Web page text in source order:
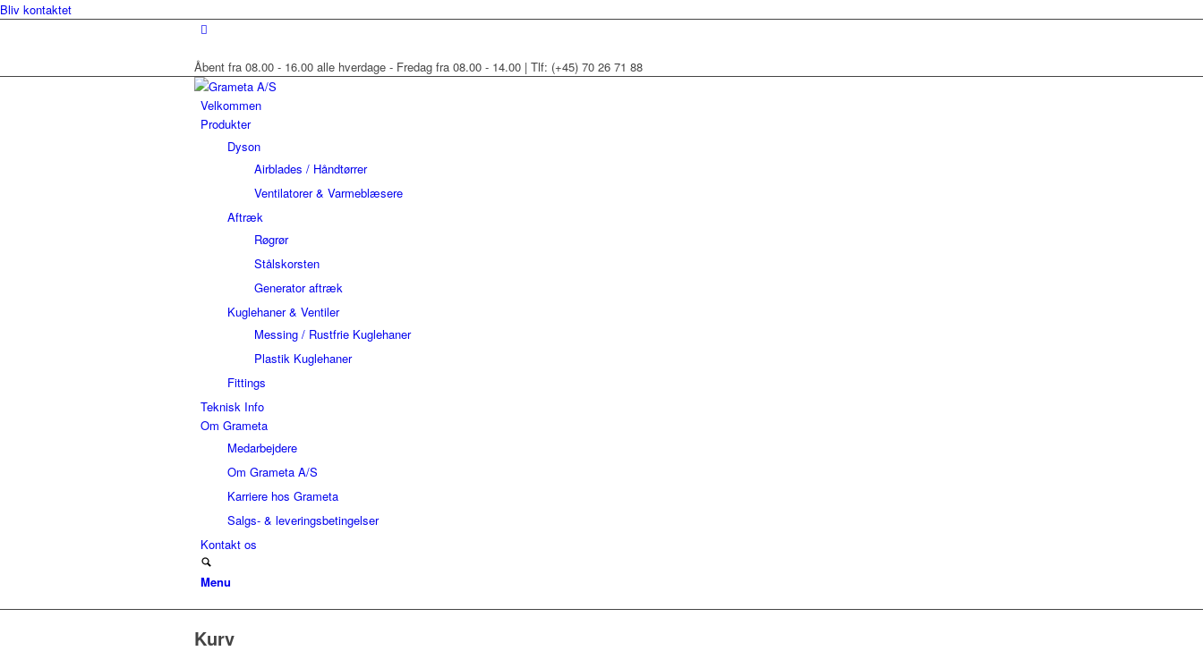
Bliv kontaktet
Åbent fra 08.00 - 16.00 alle hverdage - Fredag fra 08.00 - 14.00 | Tlf: (+45) 70 26 71 88
Velkommen
Produkter
Dyson
Airblades / Håndtørrer
Ventilatorer & Varmeblæsere
Aftræk
Røgrør
Stålskorsten
Generator aftræk
Kuglehaner & Ventiler
Messing / Rustfrie Kuglehaner
Plastik Kuglehaner
Fittings
Teknisk Info
Om Grameta
Medarbejdere
Om Grameta A/S
Karriere hos Grameta
Salgs- & leveringsbetingelser
Kontakt os
Menu
Kurv